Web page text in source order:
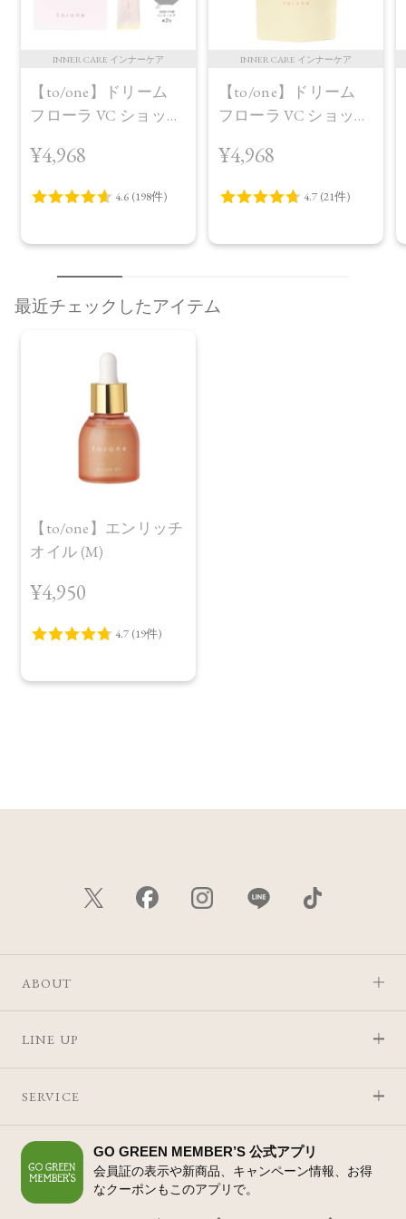
INNER CARE インナーケア
【to/one】ドリーム
フローラ VC ショット
¥4,968
INNER CARE インナーケア
【to/one】ドリーム
フローラ VC ショット
プラス＜限定品＞
¥4,968
最近チェックしたアイテム
【to/one】エンリッチ
オイル (M)
¥4,950
ABOUT
LINE UP
SERVICE
GO GREEN MEMBER’S 公式アプリ
会員証の表示や新商品、キャンペーン情報、お得
なクーポンもこのアプリで。